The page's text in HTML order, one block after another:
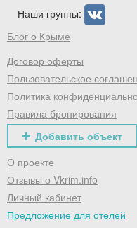
Наши группы:
Блог о Крыме
Договор оферты
Пользовательское
Политика
Правила бронирования
Добавить объект
О проекте
Отзывы о Vkrim.info
Личный кабинет
Предложение для отелей